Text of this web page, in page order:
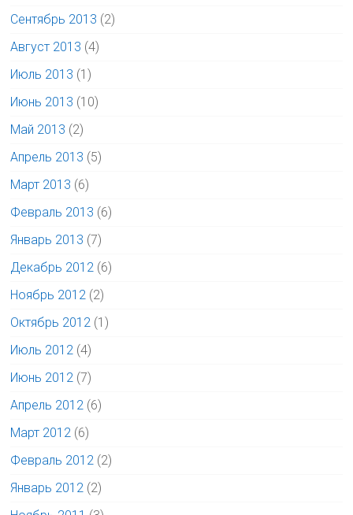
Сентябрь 2013 (2)
Август 2013 (4)
Июль 2013 (1)
Июнь 2013 (10)
Май 2013 (2)
Апрель 2013 (5)
Март 2013 (6)
Февраль 2013 (6)
Январь 2013 (7)
Декабрь 2012 (6)
Ноябрь 2012 (2)
Октябрь 2012 (1)
Июль 2012 (4)
Июнь 2012 (7)
Апрель 2012 (6)
Март 2012 (6)
Февраль 2012 (2)
Январь 2012 (2)